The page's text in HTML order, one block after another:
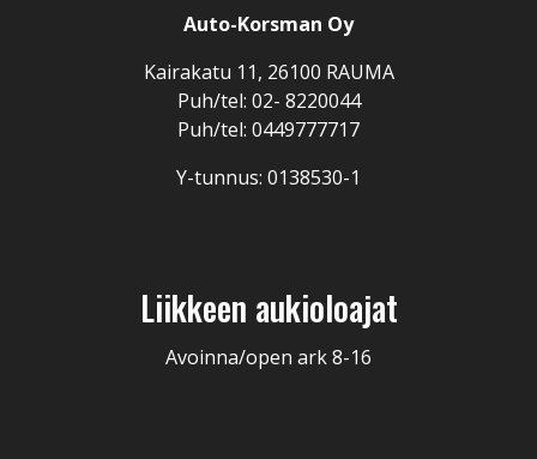
Auto-Korsman Oy
Kairakatu 11, 26100 RAUMA
Puh/tel: 02- 8220044
Puh/tel: 0449777717
Y-tunnus: 0138530-1
Liikkeen aukioloajat
Avoinna/open ark 8-16